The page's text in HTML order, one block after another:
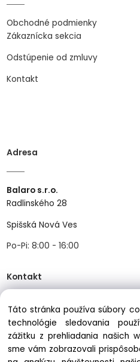
Obchodné podmienky
Zákaznícka sekcia
Odstúpenie od zmluvy
Kontakt
Adresa
Balaro s.r.o.
Radlinského 28
Spišská Nová Ves
Po-Pi: 8:00 - 16:00
Kontakt
Tel:+421534466489
Mail:info@balastav.sk
Táto stránka používa súbory
technológie sledovania
zážitku z prehliadania našich
sme vám zobrazovali